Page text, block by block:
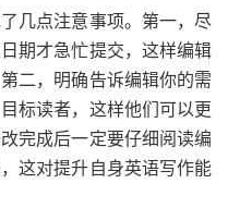
几点注意事项。第一，尽
期才急忙提交，这样编辑
二，明确告诉编辑你的需
标读者，这样他们可以更
完成后一定要仔细阅读编
这对提升自身英语写作能